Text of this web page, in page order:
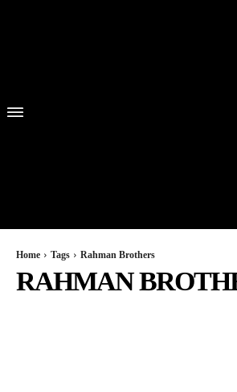
Home Tags Rahman Brothers
RAHMAN